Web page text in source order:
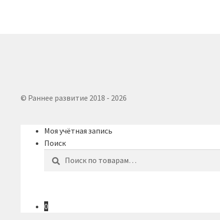
© Раннее развитие 2018 - 2026
Моя учётная запись
Поиск
0